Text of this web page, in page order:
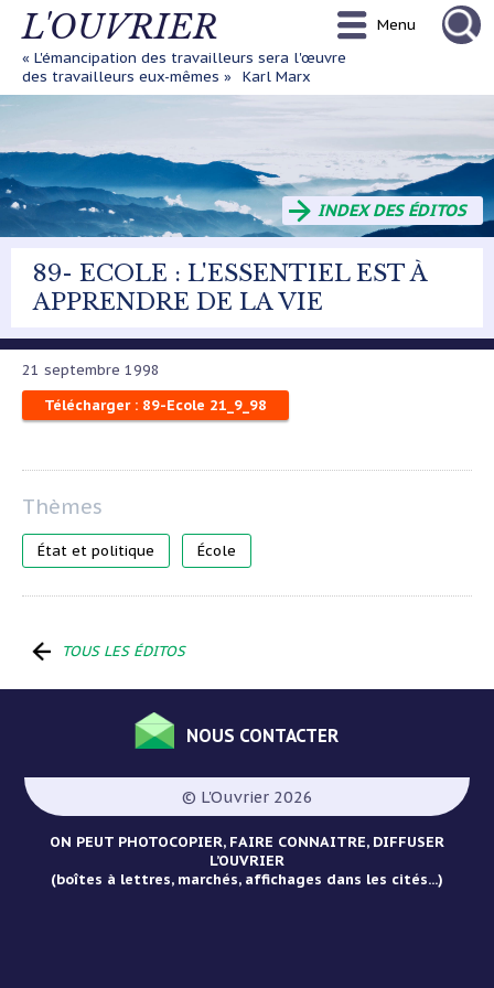
Aller
principal
L'OUVRIER
« L'émancipation des travailleurs sera l'œuvre
des travailleurs eux-mêmes »
Karl Marx
Menu
INDEX DES ÉDITOS
89- ECOLE : L'ESSENTIEL EST À
APPRENDRE DE LA VIE
21 septembre 1998
Télécharger : 89-Ecole 21_9_98
État et politique École
TOUS LES ÉDITOS
Pied
de
page
NOUS CONTACTER
© L'Ouvrier 2026
ON PEUT PHOTOCOPIER, FAIRE CONNAITRE, DIFFUSER
L’OUVRIER
(boîtes à lettres, marchés, affichages dans les cités...)